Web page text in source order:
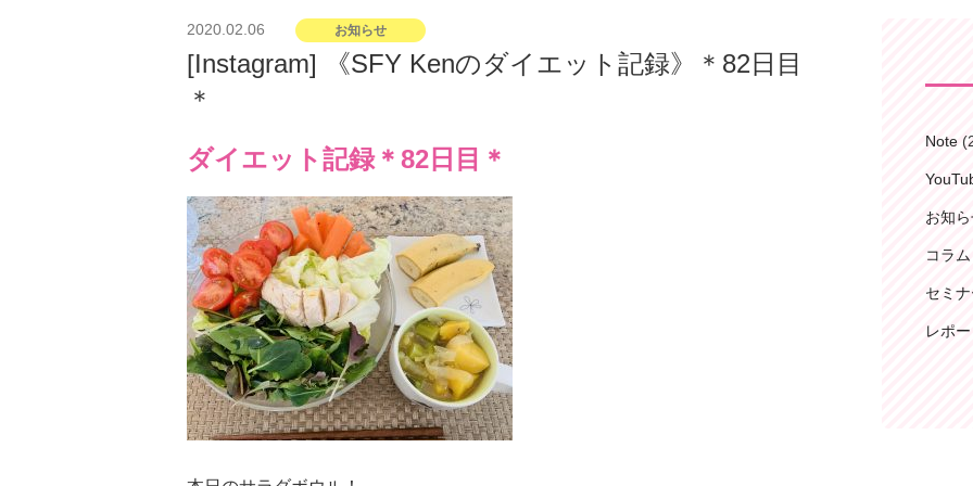
投
2020.02.06 お知らせ
[Instagram] 《SFY Kenのダイエット記録》＊82日目
＊
ダイエット記録＊82日目＊
Note
お知
コラム
セミ
レポ